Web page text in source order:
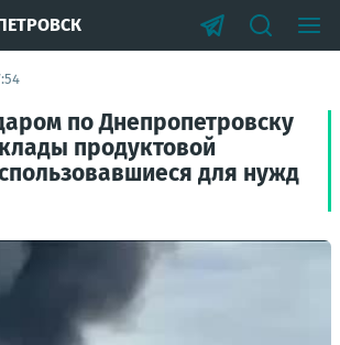
по Днепропетровску
продуктовой
для нужд